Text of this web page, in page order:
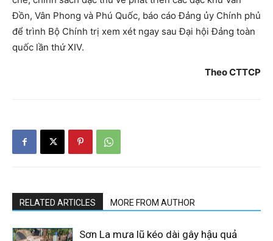
Đồn, Vân Phong và Phú Quốc, báo cáo Đảng ủy Chính phủ
để trình Bộ Chính trị xem xét ngay sau Đại hội Đảng toàn
quốc lần thứ XIV.
Theo CTTCP
RELATED ARTICLES MORE FROM AUTHOR
Sơn La mưa lũ kéo dài gây hậu quả